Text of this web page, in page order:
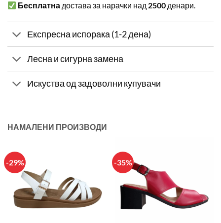
Бесплатна достава за нарачки над 2500 денари.
Експресна испорака (1-2 дена)
Лесна и сигурна замена
Искуства од задоволни купувачи
НАМАЛЕНИ ПРОИЗВОДИ
-29% -35%